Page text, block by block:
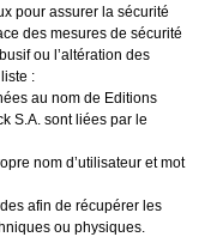
pour assurer la sécurité
des mesures de sécurité
ou l’altération des
:
au nom de Editions
S.A. sont liées par le
nom d’utilisateur et mot
afin de récupérer les
ou physiques.